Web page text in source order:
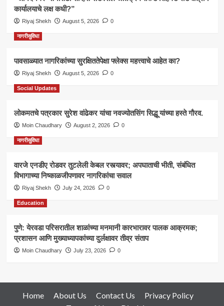
कार्यालयाचे लक्ष कधी?”
Riyaj Shekh August 5, 2026 0
नागरीसुविधा
पावसाळ्यात नागरिकांच्या सुरक्षिततेपेक्षा फ्लेक्स महत्त्वाचे आहेत का?
Riyaj Shekh August 5, 2026 0
Social Updates
लोकमतचे पत्रकार सुरेश वांढेकर यांचा नवज्योतसिंग सिद्धू यांच्या हस्ते गौरव.
Moin Chaudhary August 2, 2026 0
नागरीसुविधा
वारजे एनडीए रोडवर तुटलेली केबल रस्त्यावर; अपघाताची भीती, संबंधित
विभागाच्या निष्काळजीपणावर नागरिकांचा सवाल
Riyaj Shekh July 24, 2026 0
Education
पुणे: येरवडा परिसरातील शाळांच्या मनमानी कारभारावर पालक आक्रमक;
प्रशासन आणि मुख्याध्यापकांच्या दुर्लक्षावर तीव्र संताप
Moin Chaudhary July 23, 2026 0
Home About Us Contact Us
Privacy Policy